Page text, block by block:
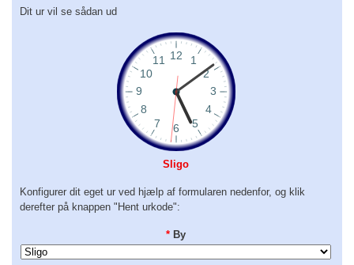
Dit ur vil se sådan ud
Sligo
Konfigurer dit eget ur ved hjælp af formularen nedenfor, og klik
derefter på knappen "Hent urkode":
* By